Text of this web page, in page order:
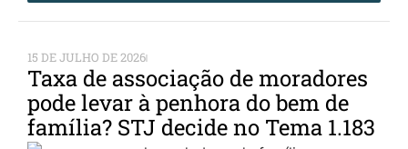
15 DE JULHO DE 2026
Taxa de associação de moradores
pode levar à penhora do bem de
família? STJ decide no Tema 1.183